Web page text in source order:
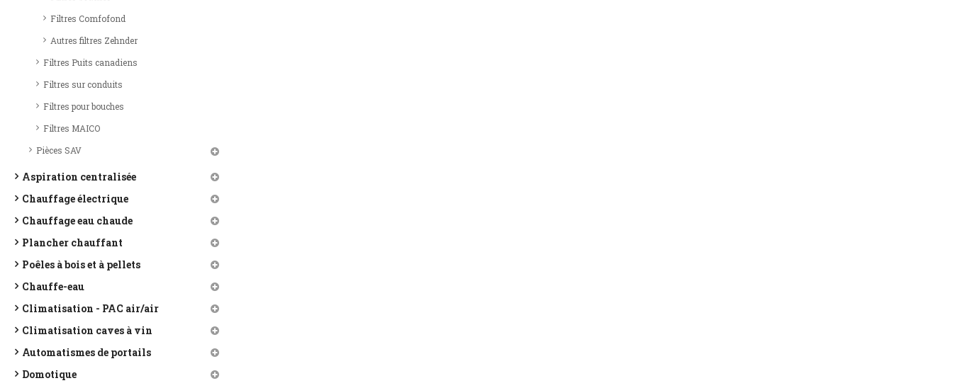
Filtres Comfofond
Autres filtres Zehnder
Filtres Puits canadiens
Filtres sur conduits
Filtres pour bouches
Filtres MAICO
Pièces SAV
Aspiration centralisée
Chauffage électrique
Chauffage eau chaude
Plancher chauffant
Poêles à bois et à pellets
Chauffe-eau
Climatisation - PAC air/air
Climatisation caves à vin
Automatismes de portails
Domotique